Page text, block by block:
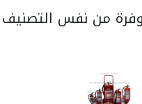
من نفس التصنيف